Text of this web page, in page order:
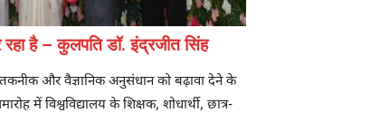
है – कुलपति डॉ. इंद्रजीत सिंह
और वैज्ञानिक अनुसंधान को बढ़ावा देने के
में विश्वविद्यालय के शिक्षक, शोधार्थी, छात्र-